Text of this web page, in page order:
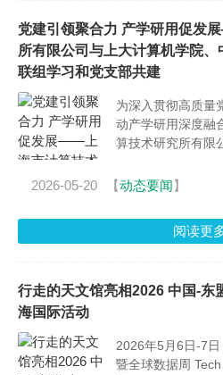
党建引领聚合力 产学研用促发
所有限公司与上大计算机学院
联组学习和党支部共建
为深入贯彻高质量
动产学研用深度融
算技术研究所有限
工程与科学学院，
2026-05-20 【动态要闻】
阅读更
行走的天文馆亮相2026 中国-东
海国际活动
2026年5月6日-7
暨全球数据周